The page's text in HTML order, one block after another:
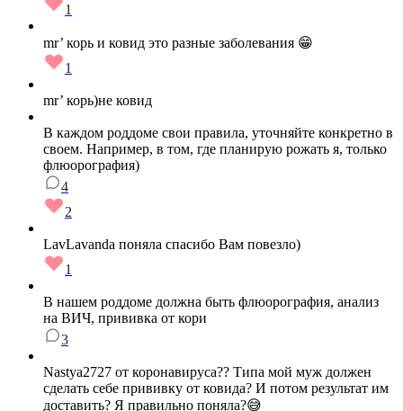
1
mr’ корь и ковид это разные заболевания 😁
1
mr’ корь)не ковид
В каждом роддоме свои правила, уточняйте конкретно в
своем. Например, в том, где планирую рожать я, только
флюорография)
4
2
LavLavanda поняла спасибо Вам повезло)
1
В нашем роддоме должна быть флюорография, анализ
на ВИЧ, прививка от кори
3
Nastya2727 от коронавируса?? Типа мой муж должен
сделать себе прививку от ковида? И потом результат им
доставить? Я правильно поняла?😅